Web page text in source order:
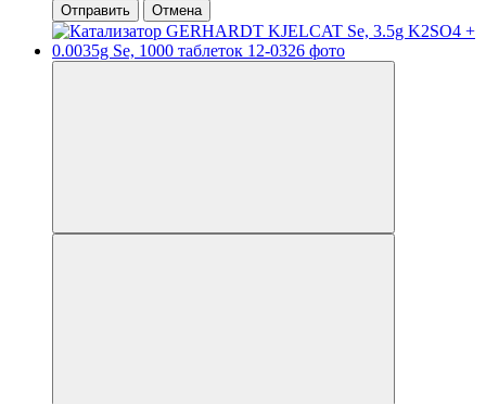
Отправить Отмена